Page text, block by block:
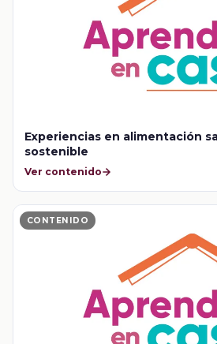
Experiencias en alimentación
sostenible
Ver contenido
CONTENIDO